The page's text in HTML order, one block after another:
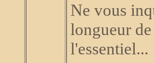
Ne vous
longueur
l'essentiel...